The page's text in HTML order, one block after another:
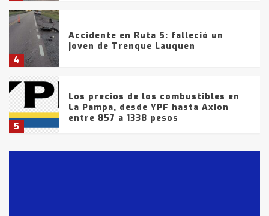
4
Accidente en Ruta 5: falleció un
joven de Trenque Lauquen
5
Los precios de los combustibles en
La Pampa, desde YPF hasta Axion
entre 857 a 1338 pesos